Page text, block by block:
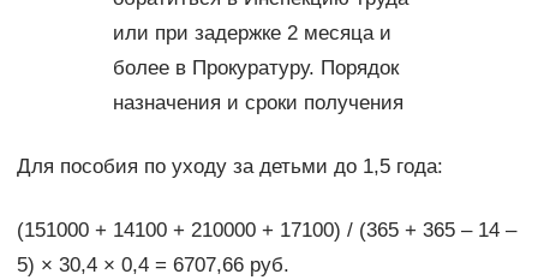
или при задержке 2 месяца и
более в Прокуратуру. Порядок
назначения и сроки получения
Для пособия по уходу за детьми до 1,5 года:
(151000 + 14100 + 210000 + 17100) / (365 + 365 – 14 –
5) × 30,4 × 0,4 = 6707,66 руб.